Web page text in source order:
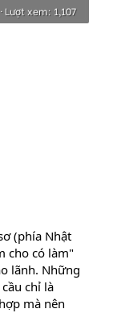
Lượt xem: 1,107
(phía Nhật
cho có làm"
lãnh. Những
chỉ là
mà nên